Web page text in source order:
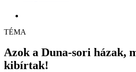
TÉMA
Azok a Duna-sori házak,
kibírtak!